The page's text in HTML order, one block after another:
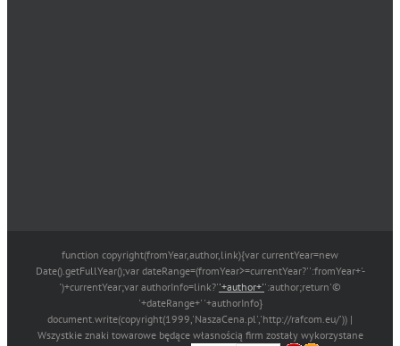
function copyright(fromYear,author,link){var currentYear=new
Date().getFullYear();var dateRange=(fromYear>=currentYear?'':fromYear+'-
')+currentYear;var authorInfo=link?''+author+'':author;return'©
'+dateRange+' '+authorInfo}
document.write(copyright(1999,'NaszaCena.pl','http://rafcom.eu/')) |
Wszystkie znaki towarowe będące własnością firm zostały wykorzystane